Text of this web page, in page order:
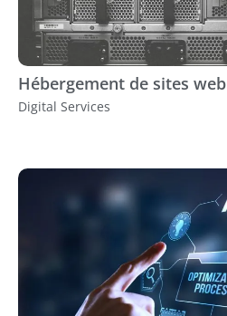
Hébergement de sites web
Digital Services